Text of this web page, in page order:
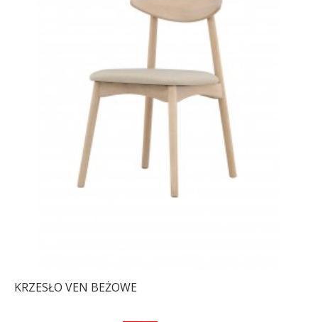
KRZESŁO VEN BEŻOWE